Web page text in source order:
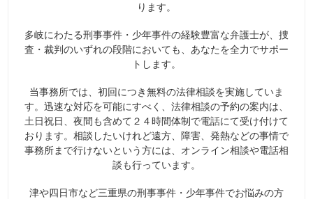
ります。
多岐にわたる刑事事件・少年事件の経験豊富な弁護士が、捜
査・裁判のいずれの段階においても、あなたを全力でサポー
トします。
当事務所では、初回につき無料の法律相談を実施していま
す。迅速な対応を可能にすべく、法律相談の予約の案内は、
土日祝日、夜間も含めて２４時間体制で電話にて受け付けて
おります。相談したいけれど遠方、障害、発熱などの事情で
事務所まで行けないという方には、オンライン相談や電話相
談も行っています。
津や四日市など三重県の刑事事件・少年事件でお悩みの方